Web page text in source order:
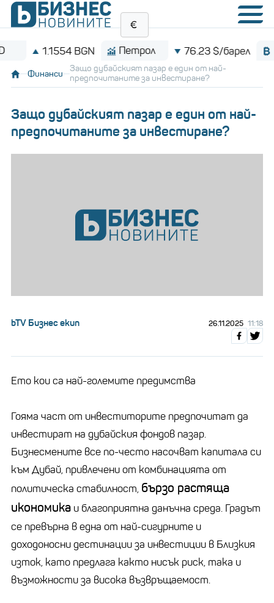
1.1554 BGN Петрол 76.23 $/барел
Финанси
Защо дубайският пазар е един от най-
предпочитаните за инвестиране?
Защо дубайският пазар е един от най-
предпочитаните за инвестиране?
bTV Бизнес екип 26.11.2025 11:18
Ето кои са най-големите предимства
Гояма част от инвеститорите предпочитат да
инвестират на дубайския фондов пазар.
Бизнесмените все по-често насочват капитала си
към Дубай, привлечени от комбинацията от
политическа стабилност, бързо растяща
икономика и благоприятна данъчна среда. Градът
се превърна в една от най-сигурните и
доходоносни дестинации за инвестиции в Близкия
изток, като предлага както нисък риск, така и
възможности за висока възвръщаемост.